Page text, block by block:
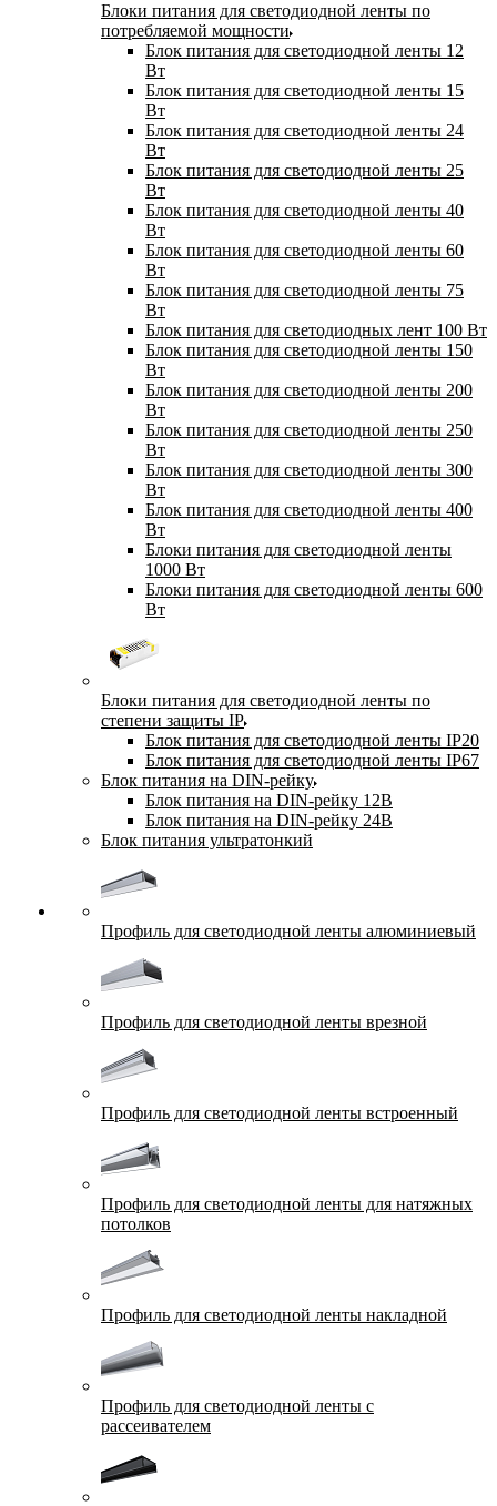
Блоки питания для светодиодной ленты по
потребляемой мощности
Блок питания для светодиодной ленты 12
Вт
Блок питания для светодиодной ленты 15
Вт
Блок питания для светодиодной ленты 24
Вт
Блок питания для светодиодной ленты 25
Вт
Блок питания для светодиодной ленты 40
Вт
Блок питания для светодиодной ленты 60
Вт
Блок питания для светодиодной ленты 75
Вт
Блок питания для светодиодных лент 100 Вт
Блок питания для светодиодной ленты 150
Вт
Блок питания для светодиодной ленты 200
Вт
Блок питания для светодиодной ленты 250
Вт
Блок питания для светодиодной ленты 300
Вт
Блок питания для светодиодной ленты 400
Вт
Блоки питания для светодиодной ленты
1000 Вт
Блоки питания для светодиодной ленты 600
Вт
Блоки питания для светодиодной ленты по
степени защиты IP
Блок питания для светодиодной ленты IP20
Блок питания для светодиодной ленты IP67
Блок питания на DIN-рейку
Блок питания на DIN-рейку 12В
Блок питания на DIN-рейку 24В
Блок питания ультратонкий
Профиль для светодиодной ленты алюминиевый
Профиль для светодиодной ленты врезной
Профиль для светодиодной ленты встроенный
Профиль для светодиодной ленты для натяжных
потолков
Профиль для светодиодной ленты накладной
Профиль для светодиодной ленты с
рассеивателем